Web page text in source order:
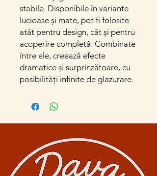
stabile. Disponibile în variante
lucioase și mate, pot fi folosite
atât pentru design, cât și pentru
acoperire completă. Combinate
între ele, creează efecte
dramatice și surprinzătoare, cu
posibilități infinite de glazurare.